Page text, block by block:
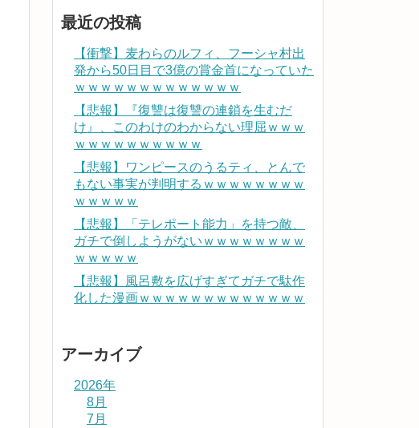
最近の投稿
【衝撃】麦わらのルフィ、フーシャ村出
発から50日目で3億の賞金首になっていた
ｗｗｗｗｗｗｗｗｗｗｗｗｗ
【悲報】『復讐は復讐の連鎖を生むだ
け』、このわけのわからない理屈ｗｗｗ
ｗｗｗｗｗｗｗｗｗｗ
【悲報】ワンピースのうるティ、とんで
もない事実が判明するｗｗｗｗｗｗｗｗ
ｗｗｗｗｗ
【悲報】「テレポート能力」を持つ敵、
ガチで倒しようがないｗｗｗｗｗｗｗｗ
ｗｗｗｗｗ
【悲報】風呂敷を広げすぎてガチで駄作
化した漫画ｗｗｗｗｗｗｗｗｗｗｗｗｗ
アーカイブ
2026年
8月
7月